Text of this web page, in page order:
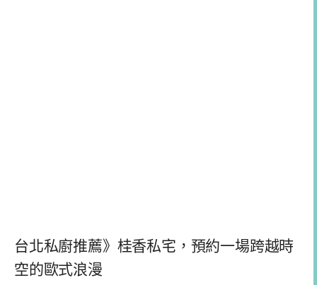
台北私廚推薦》桂香私宅，預約一場跨越時
空的歐式浪漫